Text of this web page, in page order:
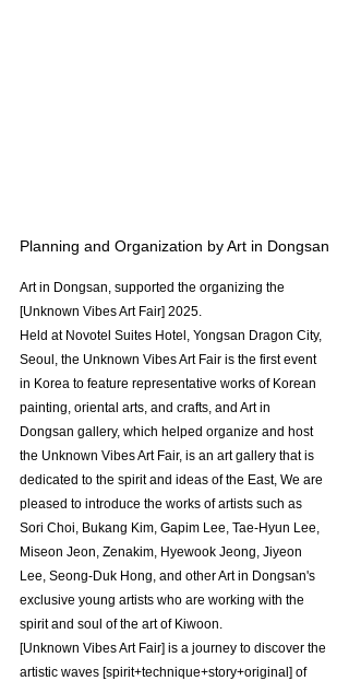
Planning and Organization by Art in Dongsan
Art in Dongsan, supported the organizing the
[Unknown Vibes Art Fair] 2025.
Held at Novotel Suites Hotel, Yongsan Dragon City,
Seoul, the Unknown Vibes Art Fair is the first event
in Korea to feature representative works of Korean
painting, oriental arts, and crafts, and Art in
Dongsan gallery, which helped organize and host
the Unknown Vibes Art Fair, is an art gallery that is
dedicated to the spirit and ideas of the East, We are
pleased to introduce the works of artists such as
Sori Choi, Bukang Kim, Gapim Lee, Tae-Hyun Lee,
Miseon Jeon, Zenakim, Hyewook Jeong, Jiyeon
Lee, Seong-Duk Hong, and other Art in Dongsan's
exclusive young artists who are working with the
spirit and soul of the art of Kiwoon.
[Unknown Vibes Art Fair] is a journey to discover the
artistic waves [spirit+technique+story+original] of